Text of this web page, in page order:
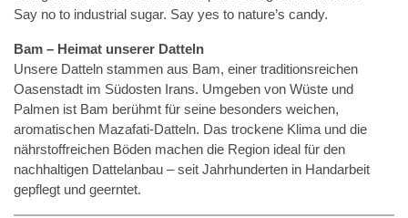
Say no to industrial sugar. Say yes to nature’s candy.
Bam – Heimat unserer Datteln
Unsere Datteln stammen aus Bam, einer traditionsreichen
Oasenstadt im Südosten Irans. Umgeben von Wüste und
Palmen ist Bam berühmt für seine besonders weichen,
aromatischen Mazafati-Datteln. Das trockene Klima und die
nährstoffreichen Böden machen die Region ideal für den
nachhaltigen Dattelanbau – seit Jahrhunderten in Handarbeit
gepflegt und geerntet.